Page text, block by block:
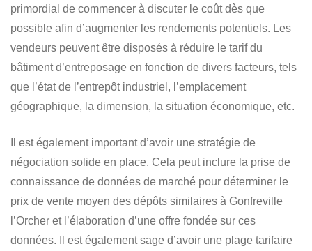
primordial de commencer à discuter le coût dès que
possible afin d’augmenter les rendements potentiels. Les
vendeurs peuvent être disposés à réduire le tarif du
bâtiment d’entreposage en fonction de divers facteurs, tels
que l’état de l’entrepôt industriel, l’emplacement
géographique, la dimension, la situation économique, etc.
Il est également important d’avoir une stratégie de
négociation solide en place. Cela peut inclure la prise de
connaissance de données de marché pour déterminer le
prix de vente moyen des dépôts similaires à Gonfreville
l’Orcher et l’élaboration d’une offre fondée sur ces
données. Il est également sage d’avoir une plage tarifaire